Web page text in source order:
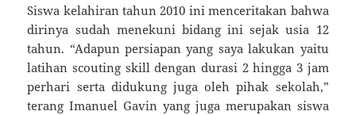
Siswa kelahiran tahun 2010 ini menceritakan bahwa
dirinya sudah menekuni bidang ini sejak usia 12
tahun. “Adapun persiapan yang saya lakukan yaitu
latihan scouting skill dengan durasi 2 hingga 3 jam
perhari serta didukung juga oleh pihak sekolah,”
terang Imanuel Gavin yang juga merupakan siswa